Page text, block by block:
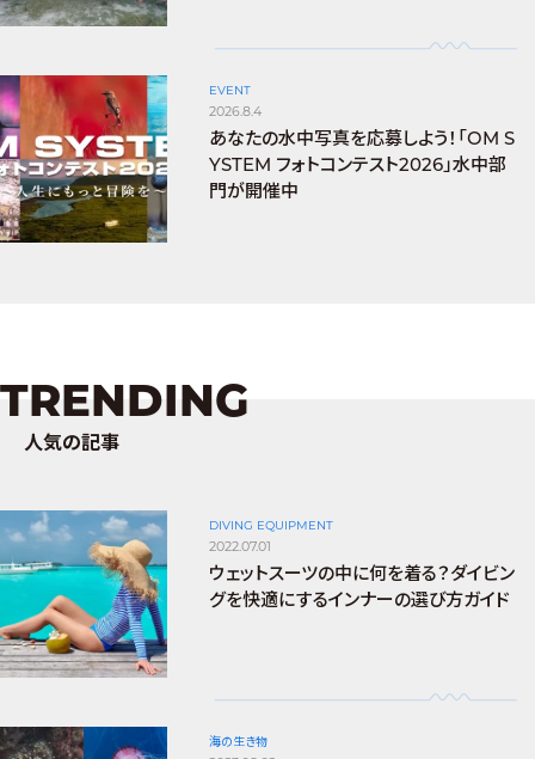
EVENT
2026.8.4
あなたの水中写真を応募しよう！「OM S
YSTEM フォトコンテスト2026」水中部
門が開催中
TRENDING
人気の記事
DIVING EQUIPMENT
2022.07.01
ウェットスーツの中に何を着る？ダイビン
グを快適にするインナーの選び方ガイド
海の生き物